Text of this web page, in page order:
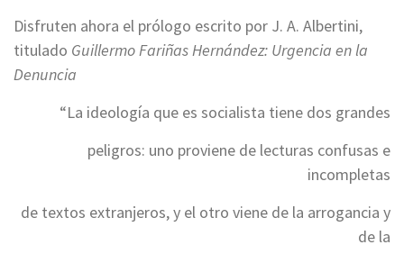
Disfruten ahora el prólogo escrito por J. A. Albertini,
titulado Guillermo Fariñas Hernández: Urgencia en la
Denuncia
“La ideología que es socialista tiene dos grandes
peligros: uno proviene de lecturas confusas e
incompletas
de textos extranjeros, y el otro viene de la arrogancia y
de la